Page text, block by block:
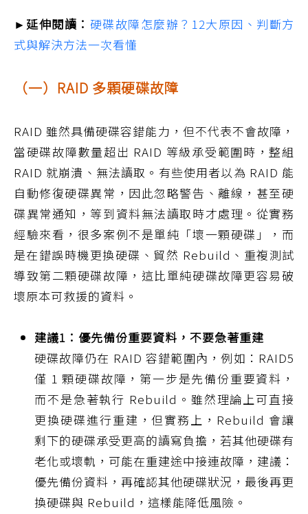
►延伸閱讀： 硬碟故障怎麼辦？12大原因、判斷方
式與解決方法一次看懂
（一）RAID 多顆硬碟故障
RAID 雖然具備硬碟容錯能力，但不代表不會故障，
當硬碟故障數量超出 RAID 等級承受範圍時，整組
RAID 就崩潰、無法讀取。有些使用者以為 RAID 能
自動修復硬碟異常，因此忽略警告、離線，甚至硬
碟異常通知，等到資料無法讀取時才處理。從實務
經驗來看，很多案例不是單純「壞一顆硬碟」，而
是在錯誤時機更換硬碟、貿然 Rebuild、重複測試
導致第二顆硬碟故障，這比單純硬碟故障更容易破
壞原本可救援的資料。
建議1：優先備份重要資料，不要急著重建
硬碟故障仍在 RAID 容錯範圍內，例如：RAID5
僅 1 顆硬碟故障，第一步是先備份重要資料，
而不是急著執行 Rebuild。雖然理論上可直接
更換硬碟進行重建，但實務上，Rebuild 會讓
剩下的硬碟承受更高的讀寫負擔，若其他硬碟有
老化或壞軌，可能在重建途中接連故障，建議：
優先備份資料，再確認其他硬碟狀況，最後再更
換硬碟與 Rebuild，這樣能降低風險。